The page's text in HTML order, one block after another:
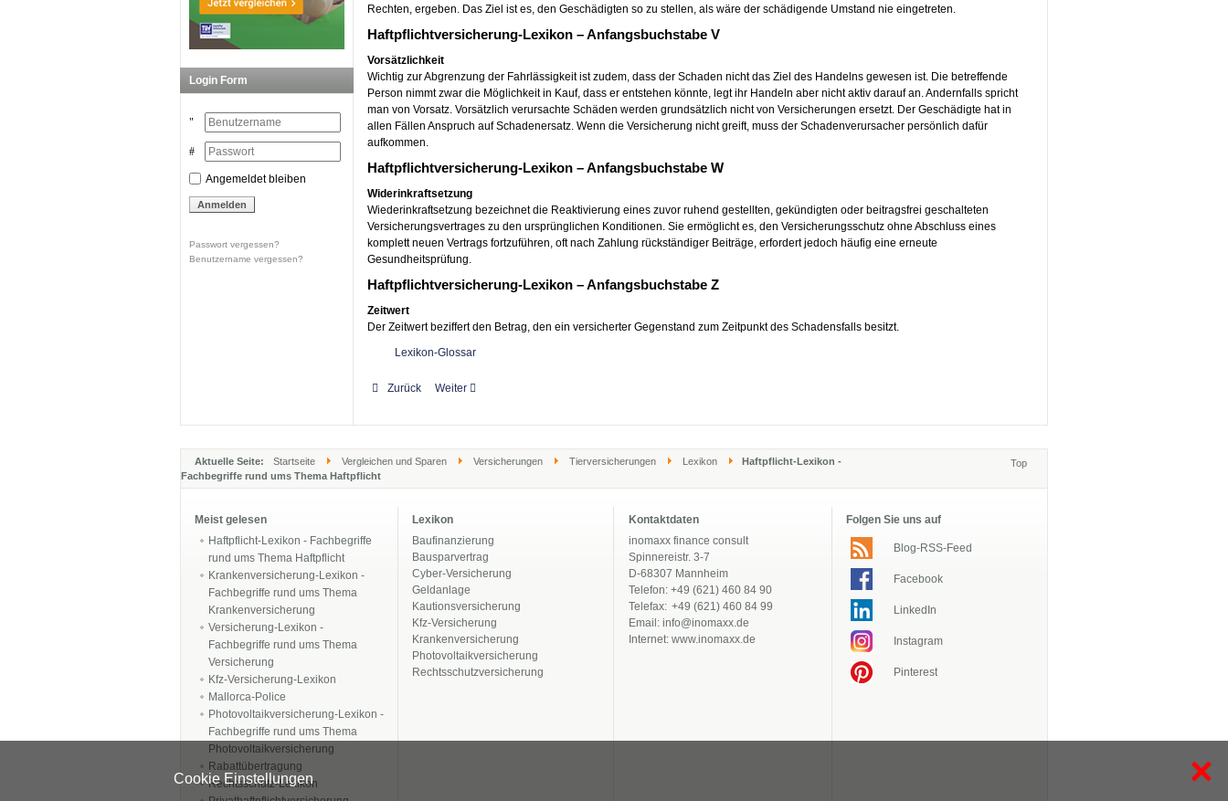
Rechten, ergeben. Das Ziel ist es, den Geschädigten so zu stellen, als wäre der schädigende Umstand nie eingetreten.
Haftpflichtversicherung-Lexikon – Anfangsbuchstabe V
Vorsätzlichkeit
Wichtig zur Abgrenzung der Fahrlässigkeit ist zudem, dass der Schaden nicht das Ziel des Handelns gewesen ist. Die betreffende
Person nimmt zwar die Möglichkeit in Kauf, dass er entstehen könnte, legt ihr Handeln aber nicht aktiv darauf an. Andernfalls spricht
man von Vorsatz. Vorsätzlich verursachte Schäden werden grundsätzlich nicht von Versicherungen ersetzt. Der Geschädigte hat in
allen Fällen Anspruch auf Schadenersatz. Wenn die Versicherung nicht greift, muss der Schadenverursacher persönlich dafür
aufkommen.
Haftpflichtversicherung-Lexikon – Anfangsbuchstabe W
Widerinkraftsetzung
Wiederinkraftsetzung bezeichnet die Reaktivierung eines zuvor ruhend gestellten, gekündigten oder beitragsfrei geschalteten
Versicherungsvertrages zu den ursprünglichen Konditionen. Sie ermöglicht es, den Versicherungsschutz ohne Abschluss eines
komplett neuen Vertrags fortzuführen, oft nach Zahlung rückständiger Beiträge, erfordert jedoch häufig eine erneute
Gesundheitsprüfung.
Haftpflichtversicherung-Lexikon – Anfangsbuchstabe Z
Zeitwert
Der Zeitwert beziffert den Betrag, den ein versicherter Gegenstand zum Zeitpunkt des Schadensfalls besitzt.
Lexikon-Glossar
Zurück Weiter
Login Form
Angemeldet bleiben
Passwort vergessen?
Benutzername vergessen?
Aktuelle Seite: Startseite Vergleichen und Sparen Versicherungen Tierversicherungen Lexikon
Haftpflicht-Lexikon -
Fachbegriffe rund ums Thema Haftpflicht
Top
Meist gelesen
Haftpflicht-Lexikon - Fachbegriffe
rund ums Thema Haftpflicht
Krankenversicherung-Lexikon -
Fachbegriffe rund ums Thema
Krankenversicherung
Versicherung-Lexikon -
Fachbegriffe rund ums Thema
Versicherung
Kfz-Versicherung-Lexikon
Mallorca-Police
Photovoltaikversicherung-Lexikon -
Fachbegriffe rund ums Thema
Photovoltaikversicherung
Rabattübertragung
Rechtsschutz-Lexikon
Lexikon
Baufinanzierung
Bausparvertrag
Cyber-Versicherung
Geldanlage
Kautionsversicherung
Kfz-Versicherung
Krankenversicherung
Photovoltaikversicherung
Rechtsschutzversicherung
Kontaktdaten
inomaxx finance consult
Spinnereistr. 3-7
D-68307 Mannheim
Telefon: +49 (621) 460 84 90
Telefax: +49 (621) 460 84 99
Email: info@inomaxx.de
Internet: www.inomaxx.de
Folgen Sie uns auf
Blog-RSS-Feed
Facebook
LinkedIn
Instagram
Pinterest
×
Cookie Einstellungen